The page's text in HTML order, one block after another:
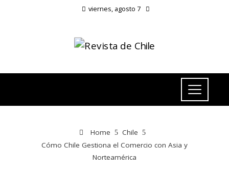
viernes, agosto 7
Home
Chile
Cómo Chile Gestiona el Comercio con Asia y
Norteamérica